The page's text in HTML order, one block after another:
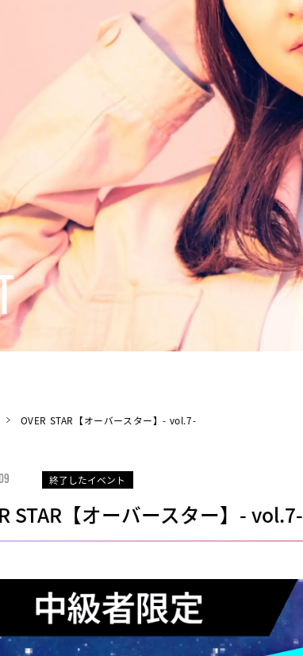
OVER STAR【オーバースター】- vol.7-
終了したイベント
STAR【オーバースター】- vol.7-